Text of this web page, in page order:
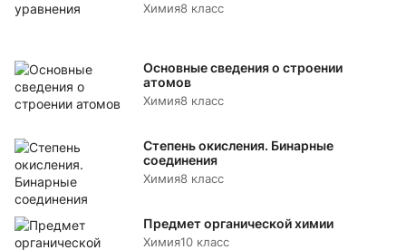
Химия8 класс
Основные сведения о строении
атомов
Химия8 класс
Степень окисления. Бинарные
соединения
Химия8 класс
Предмет органической химии
Химия10 класс